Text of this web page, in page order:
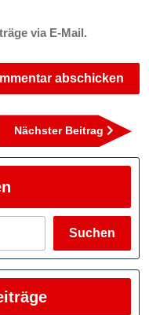
via E-Mail.
Nächster Beitrag
Suchen